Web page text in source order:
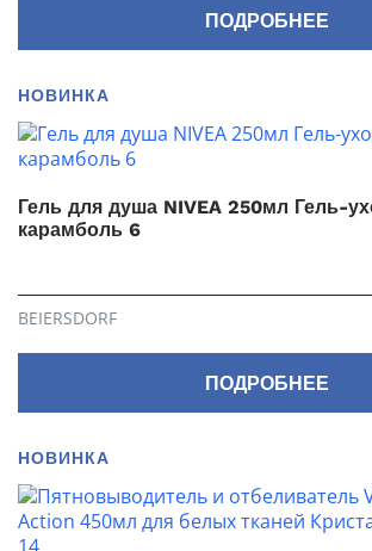
ПОДРОБНЕЕ
НОВИНКА
Гель для душа NIVEA 250мл Гель-
карамболь 6
BEIERSDORF
ПОДРОБНЕЕ
НОВИНКА